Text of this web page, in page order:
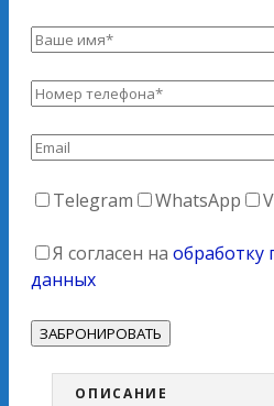
Telegram WhatsApp
Я согласен на обработку
данных
ОПИСАНИЕ